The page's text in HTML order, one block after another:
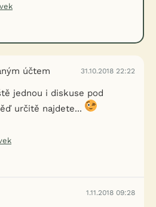
účtem 31.10.2018 22:22
jednou i diskuse pod
určitě najdete...
1.11.2018 09:28